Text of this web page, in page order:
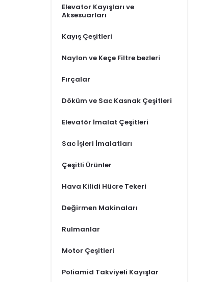
Elevator Kayışları ve
Aksesuarları
Kayış Çeşitleri
Naylon ve Keçe Filtre bezleri
Fırçalar
Döküm ve Sac Kasnak Çeşitleri
Elevatör İmalat Çeşitleri
Sac İşleri İmalatları
Çeşitli Ürünler
Hava Kilidi Hücre Tekeri
Değirmen Makinaları
Rulmanlar
Motor Çeşitleri
Poliamid Takviyeli Kayışlar